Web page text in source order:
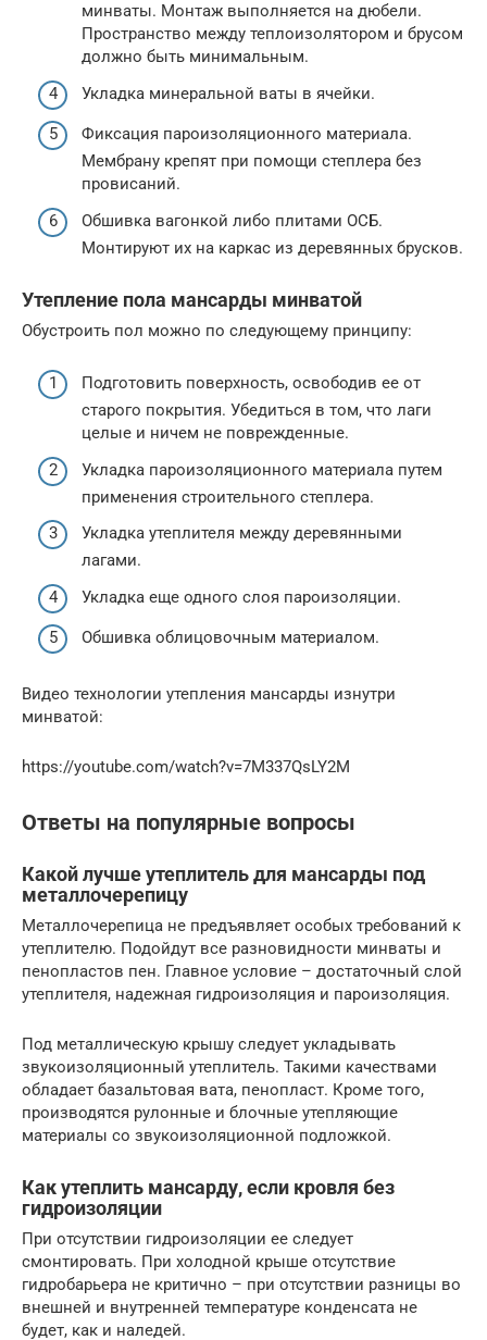
минваты. Монтаж выполняется на дюбели.
Пространство между теплоизолятором и брусом
должно быть минимальным.
Укладка минеральной ваты в ячейки.
Фиксация пароизоляционного материала.
Мембрану крепят при помощи степлера без
провисаний.
Обшивка вагонкой либо плитами ОСБ.
Монтируют их на каркас из деревянных брусков.
Утепление пола мансарды минватой
Обустроить пол можно по следующему принципу:
Подготовить поверхность, освободив ее от
старого покрытия. Убедиться в том, что лаги
целые и ничем не поврежденные.
Укладка пароизоляционного материала путем
применения строительного степлера.
Укладка утеплителя между деревянными
лагами.
Укладка еще одного слоя пароизоляции.
Обшивка облицовочным материалом.
Видео технологии утепления мансарды изнутри
минватой:
https://youtube.com/watch?v=7M337QsLY2M
Ответы на популярные вопросы
Какой лучше утеплитель для мансарды под
металлочерепицу
Металлочерепица не предъявляет особых требований к
утеплителю. Подойдут все разновидности минваты и
пенопластов пен. Главное условие – достаточный слой
утеплителя, надежная гидроизоляция и пароизоляция.
Под металлическую крышу следует укладывать
звукоизоляционный утеплитель. Такими качествами
обладает базальтовая вата, пенопласт. Кроме того,
производятся рулонные и блочные утепляющие
материалы со звукоизоляционной подложкой.
Как утеплить мансарду, если кровля без
гидроизоляции
При отсутствии гидроизоляции ее следует
смонтировать. При холодной крыше отсутствие
гидробарьера не критично – при отсутствии разницы во
внешней и внутренней температуре конденсата не
будет, как и наледей.